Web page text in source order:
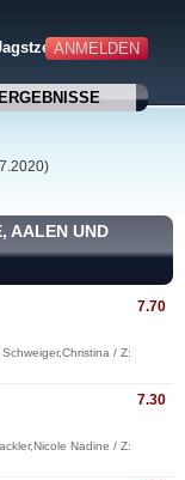
ANMELDEN
2020
ERGEBNISSE
UND
7.70
/ Z:
7.30
Nadine / Z: